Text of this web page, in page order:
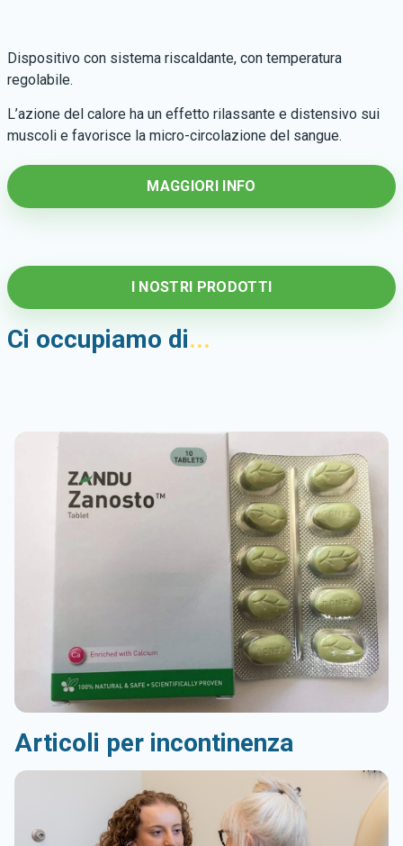
Dispositivo con sistema riscaldante, con temperatura
regolabile.
L’azione del calore ha un effetto rilassante e distensivo sui
muscoli e favorisce la micro-circolazione del sangue.
MAGGIORI INFO
I NOSTRI PRODOTTI
Ci occupiamo di...
Articoli per incontinenza